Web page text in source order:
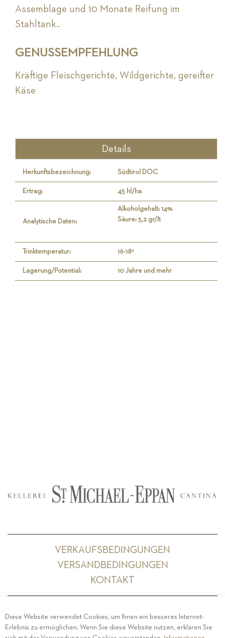
Assemblage und 10 Monate Reifung im
Stahltank..
GENUSSEMPFEHLUNG
Kräftige Fleischgerichte, Wildgerichte, gereifter
Käse
Details
Herkunftsbezeichnung: Südtirol DOC
Ertrag: 45 hl/ha
Analytische Daten:
Alkoholgehalt: 14%
Säure: 5,2 gr/lt
Trinktemperatur: 16-18°
Lagerung/Potential: 10 Jahre und mehr
VERKAUFSBEDINGUNGEN
VERSANDBEDINGUNGEN
KONTAKT
PRIVACY-IMPRESSUM- COOKIE POLICY-
Diese Website verwendet Cookies, um Ihnen ein besseres Internet-
Erlebnis zu ermöglichen. Wenn Sie diese Website nutzen, erklären Sie